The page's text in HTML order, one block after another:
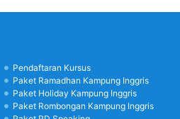
Pendaftaran Kursus
Paket Ramadhan Kampung Inggris
Paket Holiday Kampung Inggris
Paket Rombongan Kampung Inggris